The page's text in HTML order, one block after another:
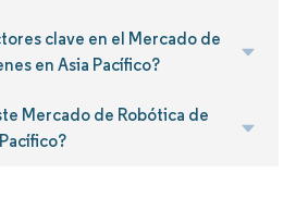
clave en el Mercado de
en Asia Pacífico?
Mercado de Robótica de